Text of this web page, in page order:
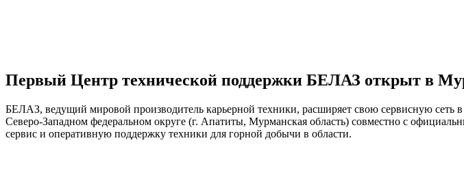
Первый Центр технической поддержки БЕЛАЗ открыт в
БЕЛАЗ, ведущий мировой производитель карьерной техники, расширяет свою сервисную
Северо-Западном федеральном округе (г. Апатиты, Мурманская область) совместно с
сервис и оперативную поддержку техники для горной добычи в области.